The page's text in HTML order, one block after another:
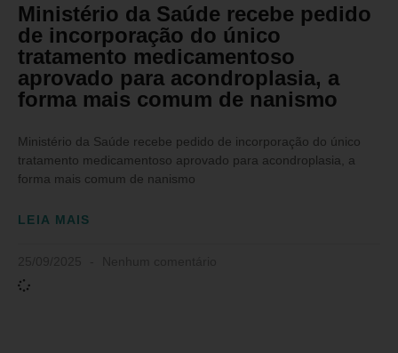
Ministério da Saúde recebe pedido
de incorporação do único
tratamento medicamentoso
aprovado para acondroplasia, a
forma mais comum de nanismo
Ministério da Saúde recebe pedido de incorporação do único
tratamento medicamentoso aprovado para acondroplasia, a
forma mais comum de nanismo
LEIA MAIS